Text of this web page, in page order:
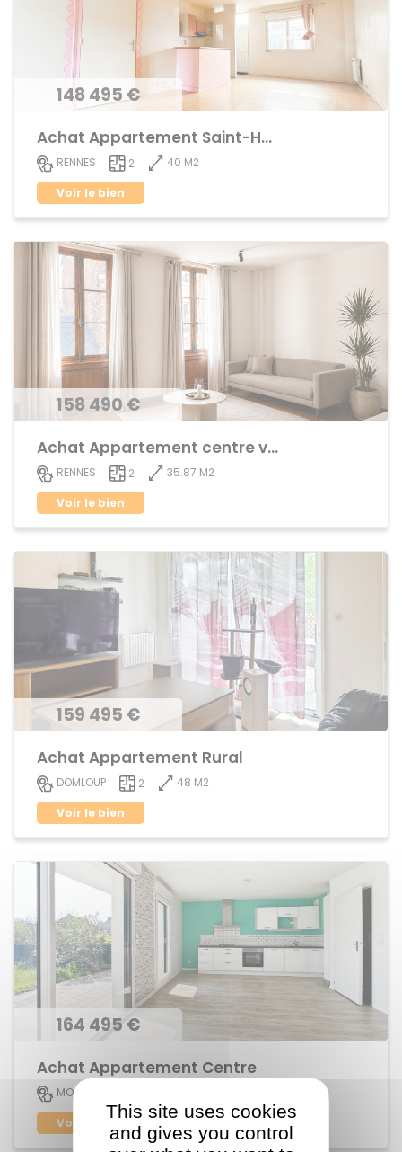
148 495 €
Achat Appartement Saint-Helier
RENNES 2
40 M2
Voir le bien
158 490 €
Achat Appartement centre ville
RENNES 2
35.87 M2
Voir le bien
159 495 €
Achat Appartement Rural
DOMLOUP 2
48 M2
Voir le bien
164 495 €
Achat Appartement Centre
MORDELLES
Voir le bien
This site uses cookies
and gives you control